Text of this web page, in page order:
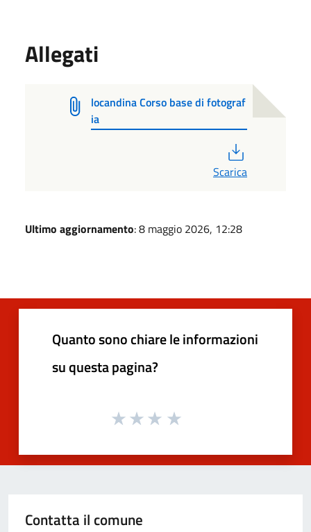
Allegati
locandina Corso base di fotograf
ia
Scarica
Ultimo aggiornamento: 8 maggio 2026, 12:28
Quanto sono chiare le informazioni
su questa pagina?
Contatta il comune